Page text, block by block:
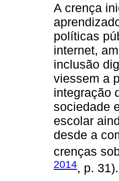
A crença
políticas
internet,
inclusão
viessem a
integração
sociedade
escolar
desde a
crenças
2014, p. 31).